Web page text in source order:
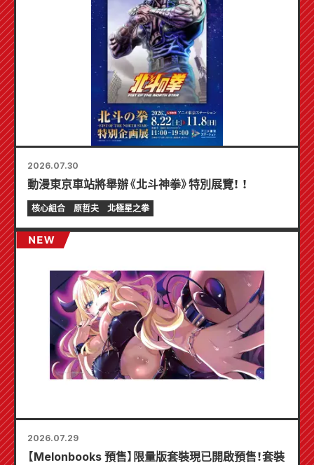
2026.07.30
動漫東京車站將舉辦《北斗神拳》特別展覽！ ！
核心組合 原哲夫 北極星之拳
2026.07.29
【Melonbooks 預售】限量版套裝現已開啟預售！套裝